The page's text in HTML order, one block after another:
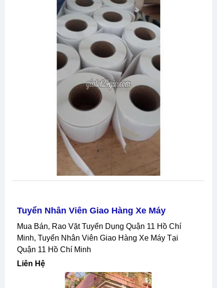
LĐPT Đóng Gói, Xả Giấy Tại Củ Chi
Minh, LĐPT Đóng Gói, Xả Giấy Tại Củ Chi Tại Củ
Chi Hồ Chí Minh